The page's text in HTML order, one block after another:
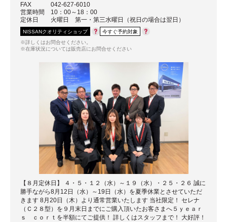
FAX
042-627-6010
営業時間
10：00～18：00
定休日
火曜日 第一・第三水曜日（祝日の場合は翌日）
NISSANクオリティショップ
今すぐ予約対象
※詳しくはお問合せください。
※在庫状況については販売店にお問合せください
【８月定休日】 ４・５・１２（水）～１９（水）・２５・２６ 誠に
勝手ながら8月12日（水）～19日（水）を夏季休業とさせていただ
きます 8月20日（木）より通常営業いたします 当社限定！ セレナ
（Ｃ２８型）を９月末日までにご購入頂いたお客さまへ５ｙｅａｒ
ｓ ｃｏｒｔを半額にてご提供！ 詳しくはスタッフまで！ 大好評！